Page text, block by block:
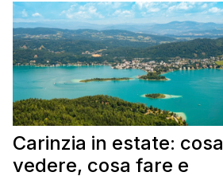
Carinzia in estate: cosa
vedere, cosa fare e